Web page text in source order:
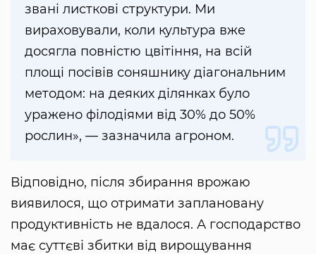
звані листкові структури. Ми
вираховували, коли культура вже
досягла повністю цвітіння, на всій
площі посівів соняшнику діагональним
методом: на деяких ділянках було
уражено філодіями від 30% до 50%
рослин», — зазначила агроном.
Відповідно, після збирання врожаю
виявилося, що отримати заплановану
продуктивність не вдалося. А господарство
має суттєві збитки від вирощування